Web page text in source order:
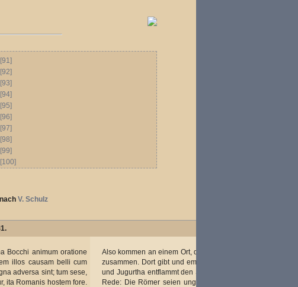
[91]
[92]
[93]
[94]
[95]
[96]
[97]
[98]
[99]
[100]
V. Schulz
Bocchi animum oratione
illos causam belli cum
adversa sint; tum sese,
ita Romanis hostem fore.
Also kommen an einem Ort, der beiden gefiel, die Heere
zusammen. Dort gibt und empfängt man das Ehrenwort,
und Jugurtha entflammt den Sinn des Bocchus mit einer
Rede: Die Römer seien ungerecht, von unermesslicher